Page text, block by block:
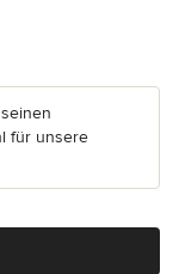
für unsere